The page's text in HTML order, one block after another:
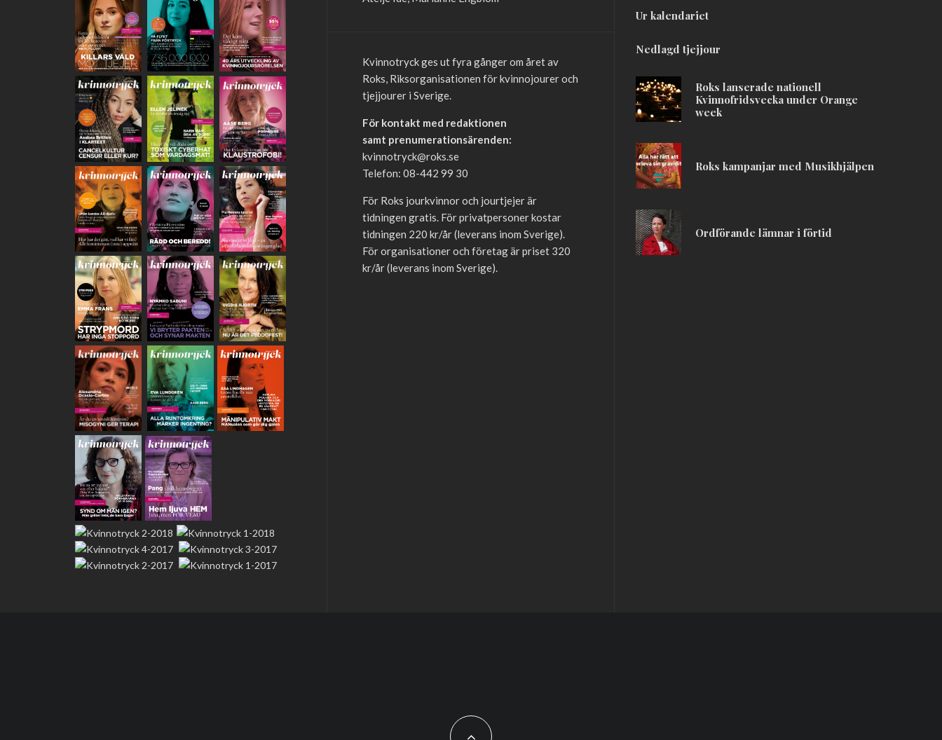
Kvinnotryck ges ut fyra gånger om året av
Roks, Riksorganisationen för kvinnojourer och
tjejjourer i Sverige.
För kontakt med redaktionen
samt prenumerationsärenden:
kvinnotryck@roks.se
Telefon: 08-442 99 30
För Roks jourkvinnor och jourtjejer är
tidningen gratis. För privatpersoner kostar
tidningen 220 kr/år (leverans inom Sverige).
För organisationer och företag är priset 320
kr/år (leverans inom Sverige).
Ur kalendariet
Nedlagd tjejjour
Roks lanserade nationell
Kvinnofridsvecka under Orange
week
Roks kampanjar med Musikhjälpen
Ordförande lämnar i förtid